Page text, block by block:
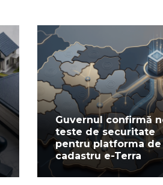
Guvernul confirmă
teste de securitate
pentru platforma de
cadastru e-Terra